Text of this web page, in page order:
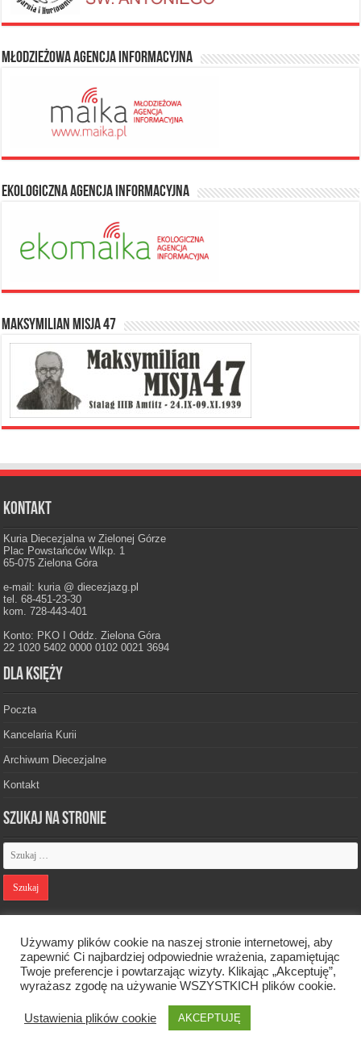
Młodzieżowa Agencja Informacyjna
Ekologiczna Agencja Informacyjna
Maksymilian Misja 47
Kontakt
Kuria Diecezjalna w Zielonej Górze
Plac Powstańców Wlkp. 1
65-075 Zielona Góra
e-mail: kuria @ diecezjazg.pl
tel. 68-451-23-30
kom. 728-443-401
Konto: PKO I Oddz. Zielona Góra
22 1020 5402 0000 0102 0021 3694
Dla księży
Poczta
Kancelaria Kurii
Archiwum Diecezjalne
Kontakt
Szukaj na stronie
Designed by Webdawid
Oficjalna strona Diecezji Zielonogórsko-Gorzowskiej. © 2026. Wszelkie
prawa zastrzeżone.
Używamy plików cookie na naszej stronie internetowej, aby
zapewnić Ci najbardziej odpowiednie wrażenia, zapamiętując
Twoje preferencje i powtarzając wizyty. Klikając „Akceptuję”,
wyrażasz zgodę na używanie WSZYSTKICH plików cookie.
Ustawienia plików cookie AKCEPTUJĘ